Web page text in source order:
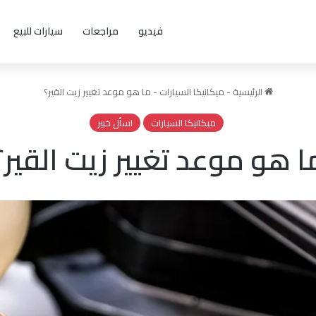
فيديو مراجعات سيارات للبيع
الرئيسية - ميكانيكا السيارات - ما هو موعد تغيير زيت القير؟
ميكانيكا السيارات
اسأل خبير
هو موعد تغيير زيت